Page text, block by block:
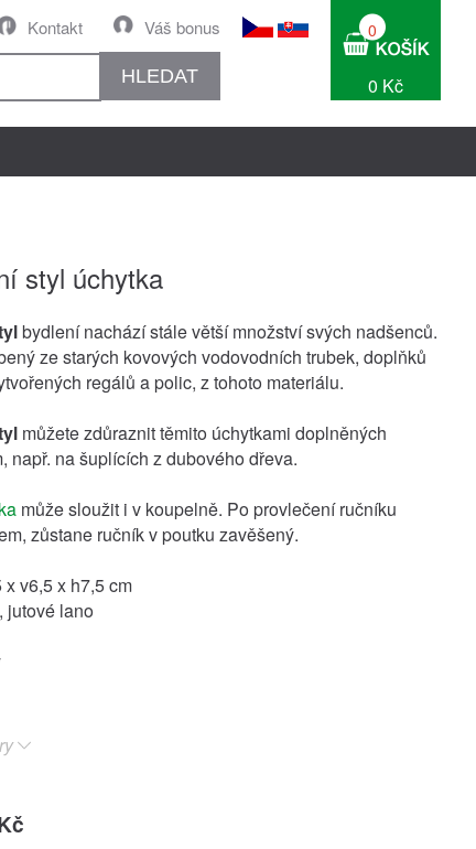
Váš bonus
Kontakt
HLEDAT
0
0 Kč
styl úchytka
bydlení nachází stále větší množství svých nadšenců.
ze starých kovových vodovodních trubek, doplňků
regálů a polic, z tohoto materiálu.
můžete zdůraznit těmito úchytkami doplněných
např. na šuplících z dubového dřeva.
může sloužit i v koupelně. Po provlečení ručníku
zůstane ručník v poutku zavěšený.
v6,5 x h7,5 cm
jutové lano